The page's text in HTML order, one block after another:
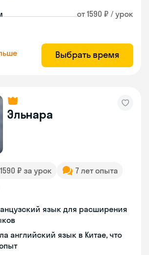
от 1590 ₽ / урок
Выбрать время
Эльнара
₽ за урок
7 лет опыта
язык для расширения
английский язык в Китае, что